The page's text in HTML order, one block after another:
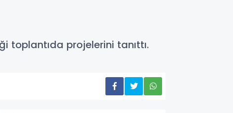
toplantıda projelerini tanıttı.